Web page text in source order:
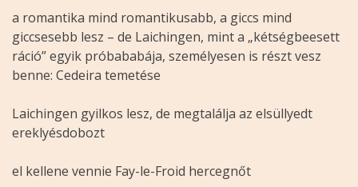
a romantika mind romantikusabb, a giccs mind
giccsesebb lesz – de Laichingen, mint a „kétségbeesett
ráció” egyik próbababája, személyesen is részt vesz
benne: Cedeira temetése
Laichingen gyilkos lesz, de megtalálja az elsüllyedt
ereklyésdobozt
el kellene vennie Fay-le-Froid hercegnőt